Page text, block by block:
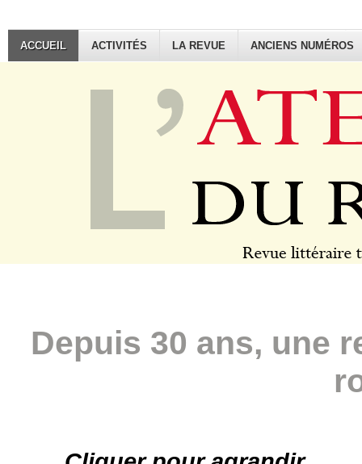
ACCUEIL ACTIVITÉS LA REVUE ANCIENS NUMÉROS
Depuis 30 ans, une